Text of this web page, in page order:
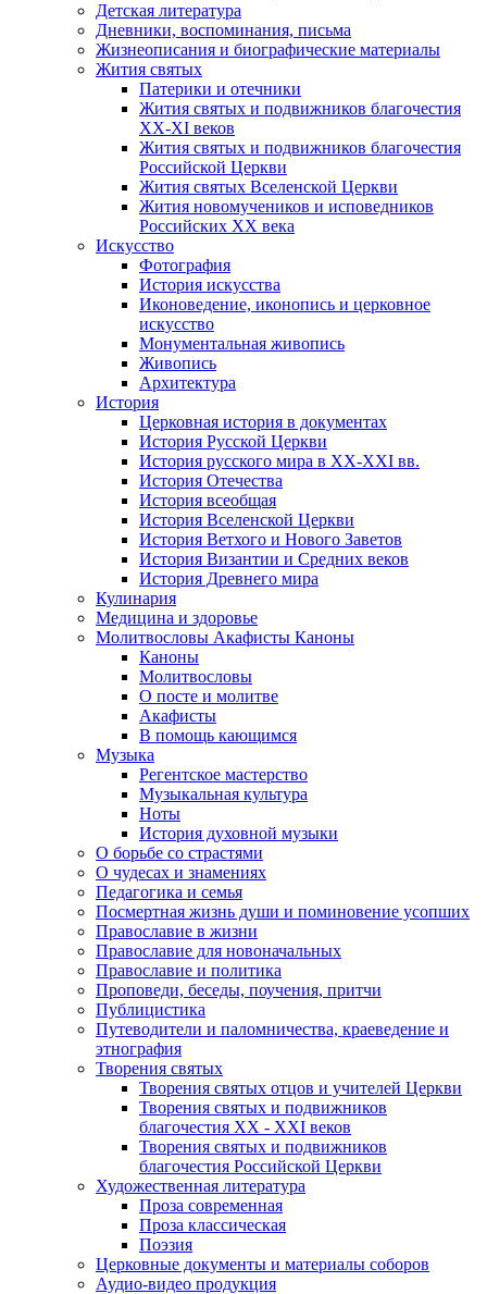
Детская литература
Дневники, воспоминания, письма
Жизнеописания и биографические материалы
Жития святых
Патерики и отечники
Жития святых и подвижников благочестия
ХХ-XI веков
Жития святых и подвижников благочестия
Российской Церкви
Жития святых Вселенской Церкви
Жития новомучеников и исповедников
Российских ХХ века
Искусство
Фотография
История искусства
Иконоведение, иконопись и церковное
искусство
Монументальная живопись
Живопись
Архитектура
История
Церковная история в документах
История Русской Церкви
История русского мира в ХХ-ХХI вв.
История Отечества
История всеобщая
История Вселенской Церкви
История Ветхого и Нового Заветов
История Византии и Средних веков
История Древнего мира
Кулинария
Медицина и здоровье
Молитвословы Акафисты Каноны
Каноны
Молитвословы
О посте и молитве
Акафисты
В помощь кающимся
Музыка
Регентское мастерство
Музыкальная культура
Ноты
История духовной музыки
О борьбе со страстями
О чудесах и знамениях
Педагогика и семья
Посмертная жизнь души и поминовение усопших
Православие в жизни
Православие для новоначальных
Православие и политика
Проповеди, беседы, поучения, притчи
Публицистика
Путеводители и паломничества, краеведение и
этнография
Творения святых
Творения святых отцов и учителей Церкви
Творения святых и подвижников
благочестия ХХ - ХХI веков
Творения святых и подвижников
благочестия Российской Церкви
Художественная литература
Проза современная
Проза классическая
Поэзия
Церковные документы и материалы соборов
Аудио-видео продукция